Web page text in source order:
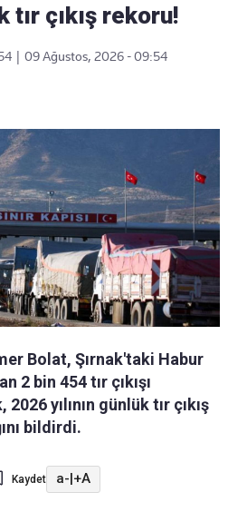
tır çıkış rekoru!
09 Ağustos, 2026 - 09:54
Bolat, Şırnak'taki Habur
2 bin 454 tır çıkışı
yılının günlük tır çıkış
bildirdi.
Kaydet a- +A